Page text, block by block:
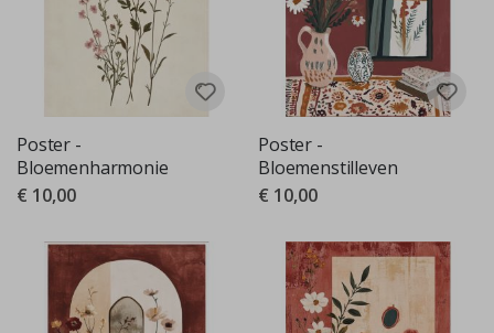
Poster -
Bloemenharmonie
€ 10,00
Poster -
Bloemenstilleven
€ 10,00